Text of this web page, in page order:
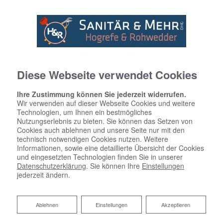
ÜBER UNS
Diese Webseite verwendet Cookies
Ihre Zustimmung können Sie jederzeit widerrufen.
Wir verwenden auf dieser Webseite Cookies und weitere
Technologien, um Ihnen ein bestmögliches
Nutzungserlebnis zu bieten. Sie können das Setzen von
Cookies auch ablehnen und unsere Seite nur mit den
technisch notwendigen Cookies nutzen. Weitere
Informationen, sowie eine detaillierte Übersicht der Cookies
und eingesetzten Technologien finden Sie in unserer
Datenschutzerklärung. Sie können Ihre Einstellungen
jederzeit ändern.
Akzeptieren
Einstellungen
Ablehnen
Ablehnen